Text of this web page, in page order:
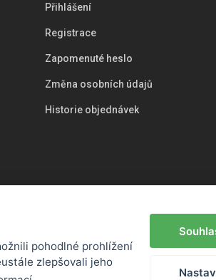
Přihlášení
Registrace
Zapomenuté heslo
Změna osobních údajů
Historie objednávek
pohodlné prohlížení
zlepšovali jeho